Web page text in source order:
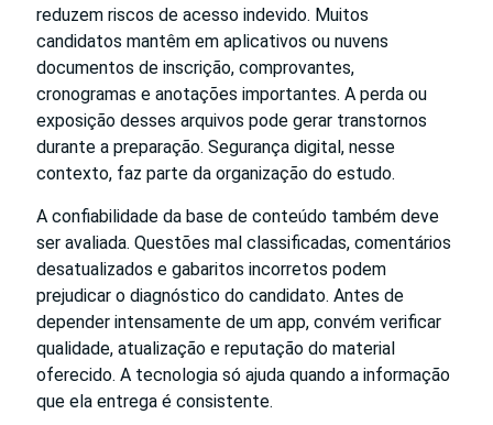
reduzem riscos de acesso indevido. Muitos
candidatos mantêm em aplicativos ou nuvens
documentos de inscrição, comprovantes,
cronogramas e anotações importantes. A perda ou
exposição desses arquivos pode gerar transtornos
durante a preparação. Segurança digital, nesse
contexto, faz parte da organização do estudo.
A confiabilidade da base de conteúdo também deve
ser avaliada. Questões mal classificadas, comentários
desatualizados e gabaritos incorretos podem
prejudicar o diagnóstico do candidato. Antes de
depender intensamente de um app, convém verificar
qualidade, atualização e reputação do material
oferecido. A tecnologia só ajuda quando a informação
que ela entrega é consistente.